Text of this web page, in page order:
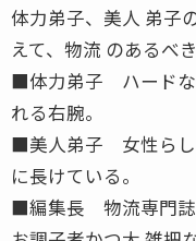
体力弟子、美人 弟子
えて、物流 のあるべ
■体力弟子 ハードな
れる右腕。
■美人弟子 女性らし
に長けている。
■編集長 物流専門誌